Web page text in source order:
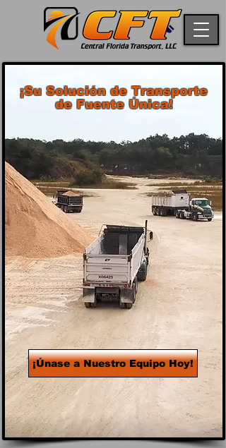
¡Únase a Nuestro Equipo Hoy!
¡Su Solución de Transporte
de Fuente Única!